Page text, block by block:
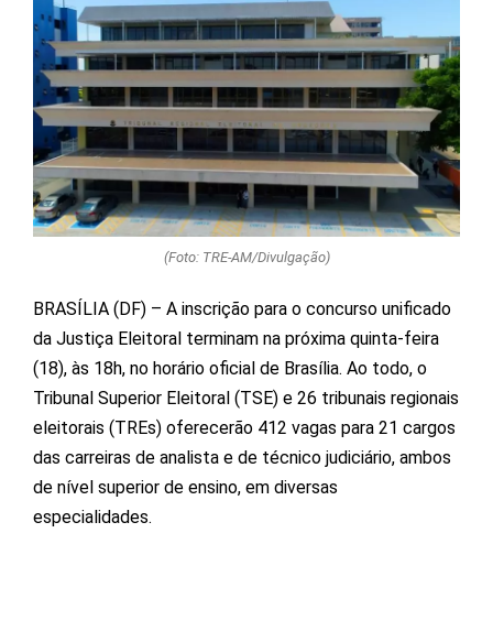
(Foto: TRE-AM/Divulgação)
BRASÍLIA (DF) – A inscrição para o concurso unificado
da Justiça Eleitoral terminam na próxima quinta-feira
(18), às 18h, no horário oficial de Brasília. Ao todo, o
Tribunal Superior Eleitoral (TSE) e 26 tribunais regionais
eleitorais (TREs) oferecerão 412 vagas para 21 cargos
das carreiras de analista e de técnico judiciário, ambos
de nível superior de ensino, em diversas
especialidades.